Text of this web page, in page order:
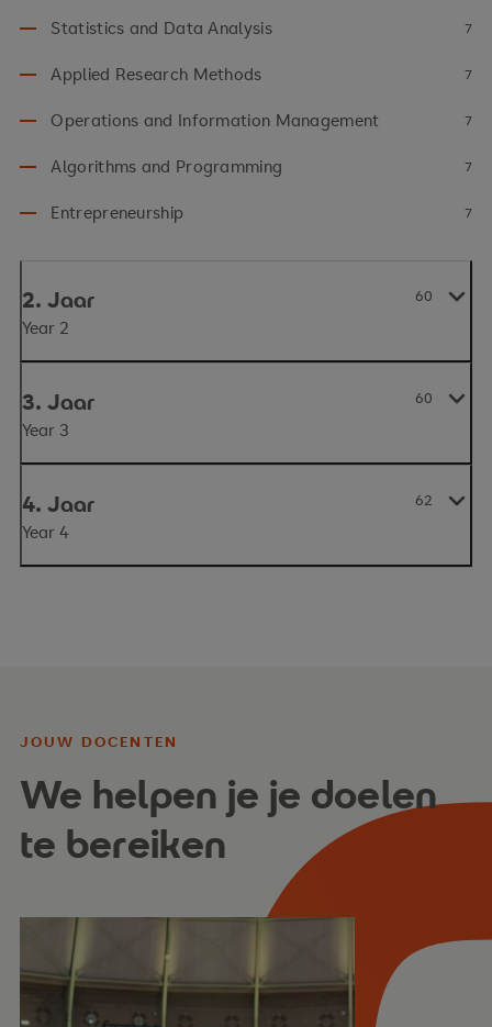
Statistics and Data Analysis 7
Applied Research Methods 7
Operations and Information Management 7
Algorithms and Programming 7
Entrepreneurship 7
2. Jaar
Year 2
60
3. Jaar
Year 3
60
4. Jaar
Year 4
62
JOUW DOCENTEN
We helpen je je doelen
te bereiken